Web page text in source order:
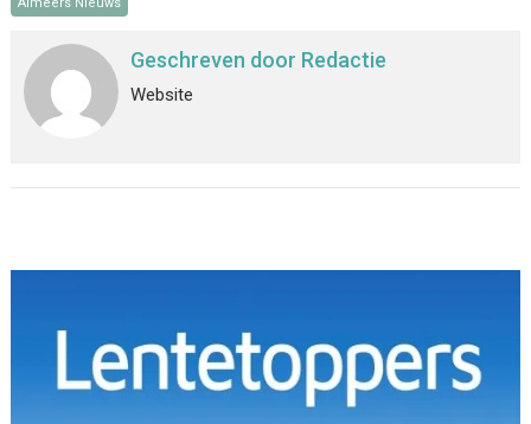
Geschreven door Redactie
Website